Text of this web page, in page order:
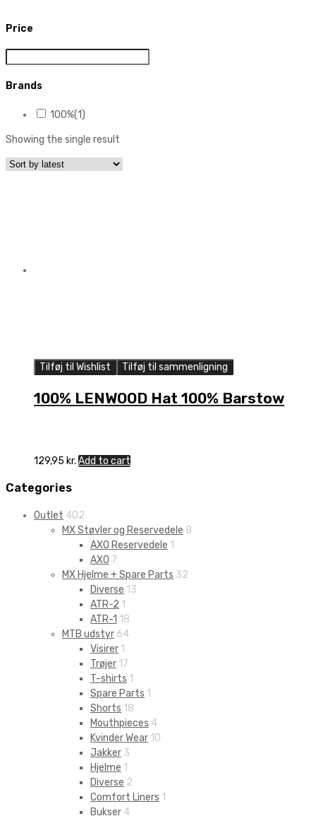
Price
Brands
100%(1)
Showing the single result
Tilføj til Wishlist Tilføj til sammenligning
100% LENWOOD Hat 100% Barstow
129,95 kr. Add to cart
Categories
Outlet 402
MX Støvler og Reservedele 8
AXO Reservedele 1
AXO 7
MX Hjelme + Spare Parts 32
Diverse 13
ATR-2 1
ATR-1 18
MTB udstyr 64
Visirer 1
Trøjer 17
T-shirts 1
Spare Parts 1
Shorts 18
Mouthpieces 4
Kvinder Wear 10
Jakker 3
Hjelme 1
Diverse 2
Comfort Liners 1
Bukser 4